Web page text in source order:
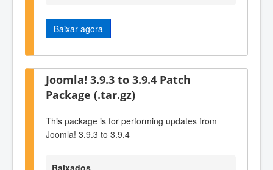
Baixar agora
Joomla! 3.9.3 to 3.9.4 Patch
Package (.tar.gz)
This package is for performing updates from
Joomla! 3.9.3 to 3.9.4
Baixados